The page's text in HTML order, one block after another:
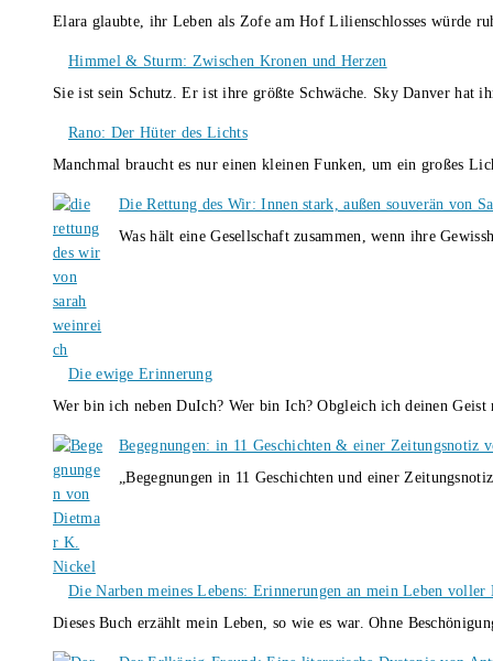
Elara glaubte, ihr Leben als Zofe am Hof Lilienschlosses würde
Himmel & Sturm: Zwischen Kronen und Herzen
Sie ist sein Schutz. Er ist ihre größte Schwäche. Sky Danver
Rano: Der Hüter des Lichts
Manchmal braucht es nur einen kleinen Funken, um ein großes
Die Rettung des Wir: Innen stark, außen souverän von
Was hält eine Gesellschaft zusammen, wenn ihre
Die ewige Erinnerung
Wer bin ich neben DuIch? Wer bin Ich? Obgleich ich deinen
Begegnungen: in 11 Geschichten & einer Zeitungsnotiz
„Begegnungen in 11 Geschichten und einer
Die Narben meines Lebens: Erinnerungen an mein Leben
Dieses Buch erzählt mein Leben, so wie es war. Ohne